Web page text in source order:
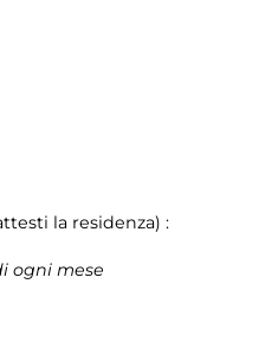
la residenza) :
ogni mese